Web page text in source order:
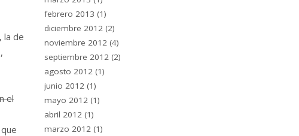
la de
el
febrero 2013 (1)
diciembre 2012 (2)
noviembre 2012 (4)
septiembre 2012 (2)
agosto 2012 (1)
junio 2012 (1)
mayo 2012 (1)
abril 2012 (1)
marzo 2012 (1)